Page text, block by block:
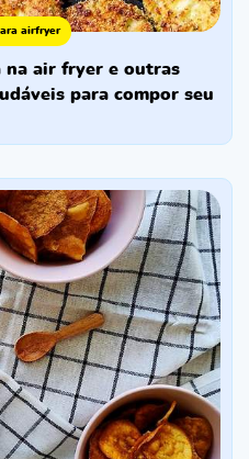
airfryer
para compor seu